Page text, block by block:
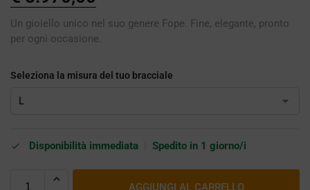
Un gioiello unico nel suo genere Fope. Fine, elegante, pronto
per ogni occasione.
Seleziona la misura del tuo bracciale
Disponibilità immediata Spedito in 1 giorno/i